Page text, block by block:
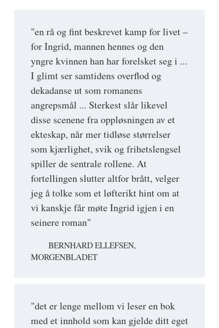
"en rå og fint beskrevet kamp for livet –
for Ingrid, mannen hennes og den
yngre kvinnen han har forelsket seg i ...
I glimt ser samtidens overflod og
dekadanse ut som romanens
angrepsmål ... Sterkest slår likevel
disse scenene fra oppløsningen av et
ekteskap, når mer tidløse størrelser
som kjærlighet, svik og frihetslengsel
spiller de sentrale rollene. At
fortellingen slutter altfor brått, velger
jeg å tolke som et løfterikt hint om at
vi kanskje får møte Ingrid igjen i en
seinere roman"
BERNHARD ELLEFSEN,
MORGENBLADET
"det er lenge mellom vi leser en bok
med et innhold som kan gjelde ditt eget